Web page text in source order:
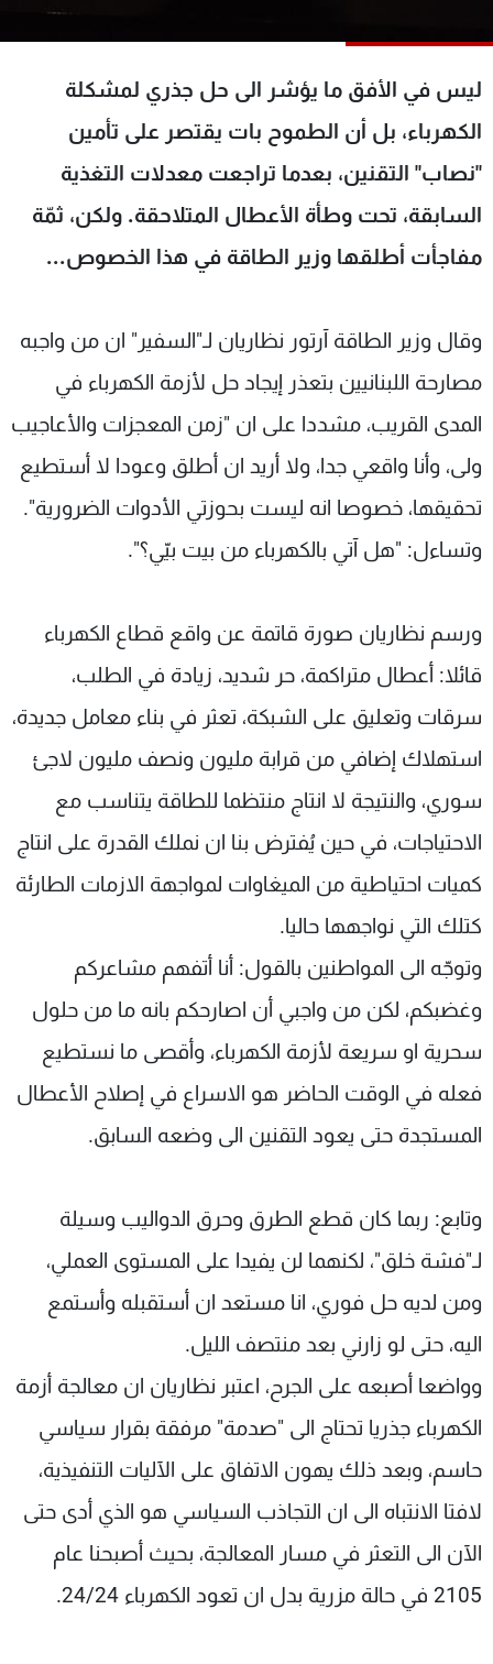
ليس في الأفق ما يؤشر الى حل جذري لمشكلة
الكهرباء، بل أن الطموح بات يقتصر على تأمين
"نصاب" التقنين، بعدما تراجعت معدلات التغذية
السابقة، تحت وطأة الأعطال المتلاحقة. ولكن، ثمّة
مفاجأت أطلقها وزير الطاقة في هذا الخصوص...
وقال وزير الطاقة آرتور نظاريان لـ"السفير" ان من واجبه
مصارحة اللبنانيين بتعذر إيجاد حل لأزمة الكهرباء في
المدى القريب، مشددا على ان "زمن المعجزات والأعاجيب
ولى، وأنا واقعي جدا، ولا أريد ان أطلق وعودا لا أستطيع
تحقيقها، خصوصا انه ليست بحوزتي الأدوات الضرورية".
وتساءل: "هل آتي بالكهرباء من بيت بيّي؟".
ورسم نظاريان صورة قاتمة عن واقع قطاع الكهرباء
قائلا: أعطال متراكمة، حر شديد، زيادة في الطلب،
سرقات وتعليق على الشبكة، تعثر في بناء معامل جديدة،
استهلاك إضافي من قرابة مليون ونصف مليون لاجئ
سوري، والنتيجة لا انتاج منتظما للطاقة يتناسب مع
الاحتياجات، في حين يُفترض بنا ان نملك القدرة على انتاج
كميات احتياطية من الميغاوات لمواجهة الازمات الطارئة
كتلك التي نواجهها حاليا.
وتوجّه الى المواطنين بالقول: أنا أتفهم مشاعركم
وغضبكم، لكن من واجبي أن اصارحكم بانه ما من حلول
سحرية او سريعة لأزمة الكهرباء، وأقصى ما نستطيع
فعله في الوقت الحاضر هو الاسراع في إصلاح الأعطال
المستجدة حتى يعود التقنين الى وضعه السابق.
وتابع: ربما كان قطع الطرق وحرق الدواليب وسيلة
لـ"فشة خلق"، لكنهما لن يفيدا على المستوى العملي،
ومن لديه حل فوري، انا مستعد ان أستقبله وأستمع
اليه، حتى لو زارني بعد منتصف الليل.
وواضعا أصبعه على الجرح، اعتبر نظاريان ان معالجة أزمة
الكهرباء جذريا تحتاج الى "صدمة" مرفقة بقرار سياسي
حاسم، وبعد ذلك يهون الاتفاق على الآليات التنفيذية،
لافتا الانتباه الى ان التجاذب السياسي هو الذي أدى حتى
الآن الى التعثر في مسار المعالجة، بحيث أصبحنا عام
2105 في حالة مزرية بدل ان تعود الكهرباء 24/24.
عن MTV
لاعلاناتكم
وظائف
تواصل معنا
شروط الإسـتخدام